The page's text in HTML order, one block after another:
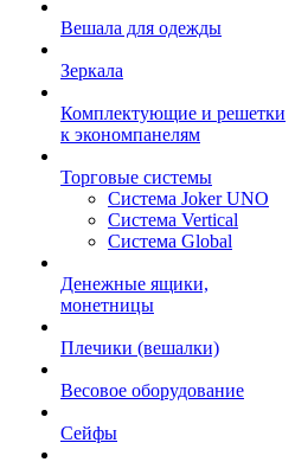
Вешала для одежды
Зеркала
Комплектующие и решетки
к экономпанелям
Торговые системы
Система Joker UNO
Система Vertical
Система Global
Денежные ящики,
монетницы
Плечики (вешалки)
Весовое оборудование
Сейфы